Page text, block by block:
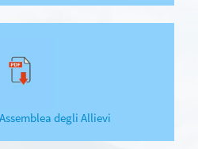
degli Allievi